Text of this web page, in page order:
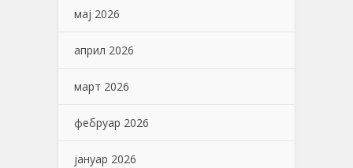
мај 2026
април 2026
март 2026
фебруар 2026
јануар 2026